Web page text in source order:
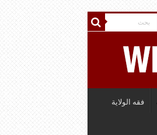
فقه الولاية